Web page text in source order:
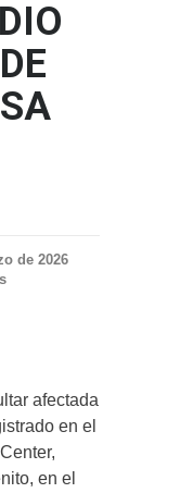
de 2026
afectada
en el
en el